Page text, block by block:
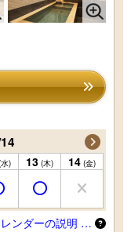
) 13 (木) 14 (金)
ンダーの説明 …